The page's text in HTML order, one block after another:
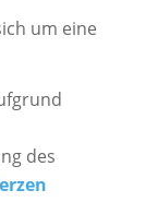
um eine
des